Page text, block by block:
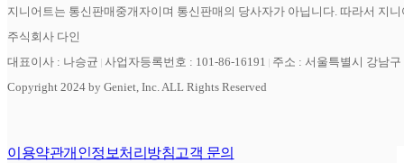
지니어트는 통신판매중개자이며 통신판매의 당사자가 아닙니다. 따라서 지
주식회사 다인
대표이사 : 나승균 사업자등록번호 : 101-86-16191
주소 : 서울특별시 강남
Copyright 2024 by Geniet, Inc. ALL Rights Reserved
이용약관개인정보처리방침고객 문의